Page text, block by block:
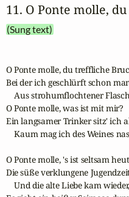
11. O Ponte molle,
(Sung text)
O Ponte molle, du treffliche
Bei der ich geschlürft schon
Aus strohumflochtener
O Ponte molle, was ist mit mir?
Ein langsamer Trinker sitz' ich
Kaum mag ich des Weines
O Ponte molle, 's ist seltsam
Die süße verklungene
Und die alte Liebe kam